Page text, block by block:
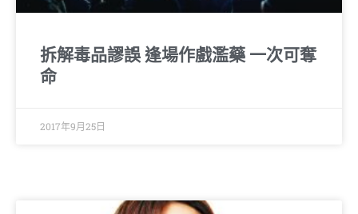
拆解毒品謬誤 逢場作戲濫藥 一次可奪
命
2017年9月25日